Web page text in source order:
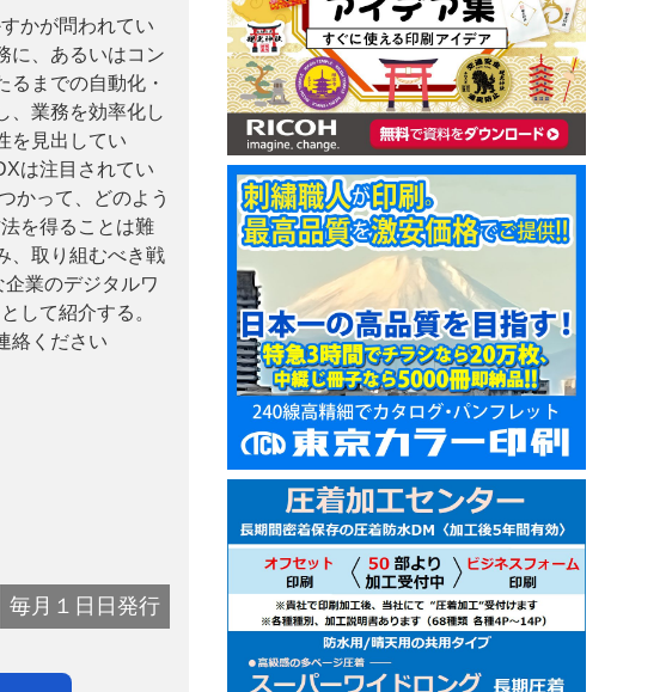
かが問われてい
に、あるいはコン
るまでの自動化・
、業務を効率化し
を見出してい
は注目されてい
かって、どのよう
を得ることは難
、取り組むべき戦
業のデジタルワ
して紹介する。
絡ください
毎月１日日発行